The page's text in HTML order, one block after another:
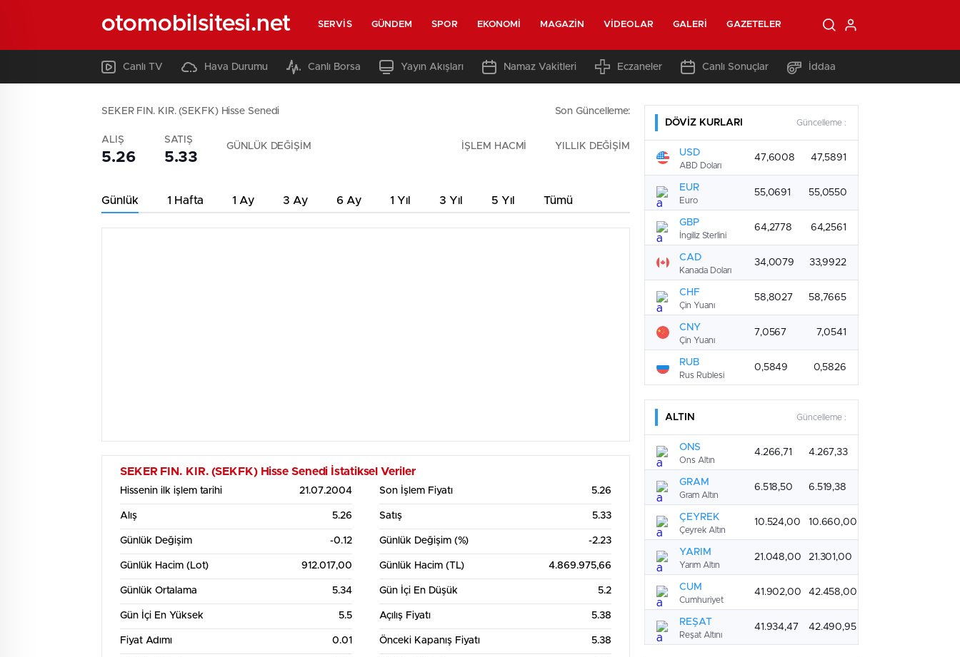
otomobilsitesi.net SERVIS GÜNDEM SPOR EKONOMI MAGAZIN VIDEOLAR GALERI GAZETELER
Canlı TV Hava Durumu Canlı Borsa Yayın Akışları Namaz Vakitleri Eczaneler Canlı Sonuçlar İddaa
SEKER FIN. KIR. (SEKFK) Hisse Senedi Son Güncelleme:
ALIŞ
5.26
SATIŞ
5.33
GÜNLÜK DEĞİŞİM İŞLEM HACMİ YILLIK DEĞİŞİM
Günlük 1 Hafta 1 Ay 3 Ay 6 Ay 1 Yıl 3 Yıl 5 Yıl Tümü
SEKER FIN. KIR. (SEKFK) Hisse Senedi İstatiksel Veriler
Hissenin ilk işlem tarihi 21.07.2004 Son İşlem Fiyatı 5.26
Alış 5.26 Satış 5.33
Günlük Değişim -0.12 Günlük Değişim (%) -2.23
Günlük Hacim (Lot) 912.017,00 Günlük Hacim (TL) 4.869.975,66
Günlük Ortalama 5.34 Gün İçi En Düşük 5.2
Gün İçi En Yüksek 5.5 Açılış Fiyatı 5.38
Fiyat Adımı 0.01 Önceki Kapanış Fiyatı 5.38
DÖVİZ KURLARI Güncelleme :
USD
ABD Doları
47,6008 47,5891
EUR
Euro
55,0691 55,0550
GBP
İngiliz Sterlini
64,2778 64,2561
CAD
Kanada Doları
34,0079 33,9922
CHF
Çin Yuanı
58,8027 58,7665
CNY
Çin Yuanı
7,0567 7,0541
RUB
Rus Rublesi
0,5849 0,5826
ALTIN Güncelleme :
ONS
Ons Altın
4.266,71 4.267,33
GRAM
Gram Altın
6.518,50 6.519,38
ÇEYREK
Çeyrek Altın
10.524,00 10.660,00
YARIM
Yarım Altın
21.048,00 21.301,00
CUM
Cumhuriyet
41.902,00 42.458,00
REŞAT
Reşat Altını
41.934,47 42.490,95